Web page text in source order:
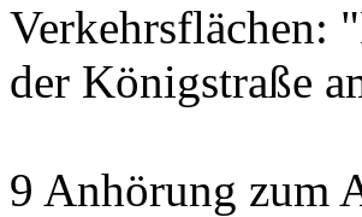
Verkehrsflächen:
der Königstraße
9 Anhörung zum